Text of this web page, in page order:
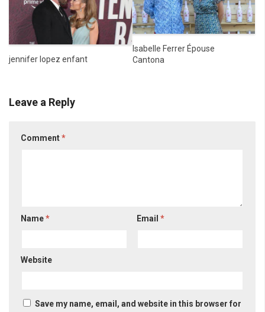
jennifer lopez enfant
Isabelle Ferrer Épouse
Cantona
Leave a Reply
Comment*
Name* Email*
Website
Save my name, email, and website in this browser for